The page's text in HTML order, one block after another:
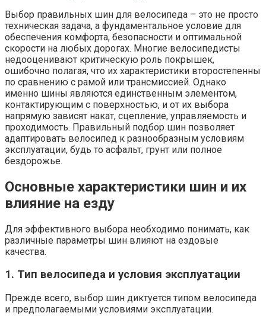
Выбор правильных шин для велосипеда – это не просто
техническая задача, а фундаментальное условие для
обеспечения комфорта, безопасности и оптимальной
скорости на любых дорогах. Многие велосипедисты
недооценивают критическую роль покрышек,
ошибочно полагая, что их характеристики второстепенны
по сравнению с рамой или трансмиссией. Однако
именно шины являются единственным элементом,
контактирующим с поверхностью, и от их выбора
напрямую зависят накат, сцепление, управляемость и
проходимость. Правильный подбор шин позволяет
адаптировать велосипед к разнообразным условиям
эксплуатации, будь то асфальт, грунт или полное
бездорожье.
Основные характеристики шин и их
влияние на езду
Для эффективного выбора необходимо понимать, как
различные параметры шин влияют на ездовые
качества.
1. Тип велосипеда и условия эксплуатации
Прежде всего, выбор шин диктуется типом велосипеда
и предполагаемыми условиями эксплуатации.